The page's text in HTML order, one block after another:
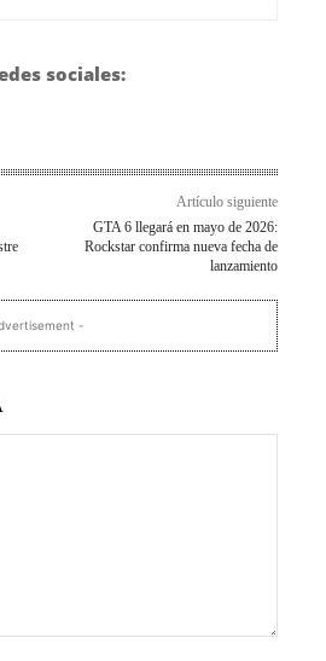
sociales:
Artículo siguiente
GTA 6 llegará en mayo de 2026:
Rockstar confirma nueva fecha de
lanzamiento
-